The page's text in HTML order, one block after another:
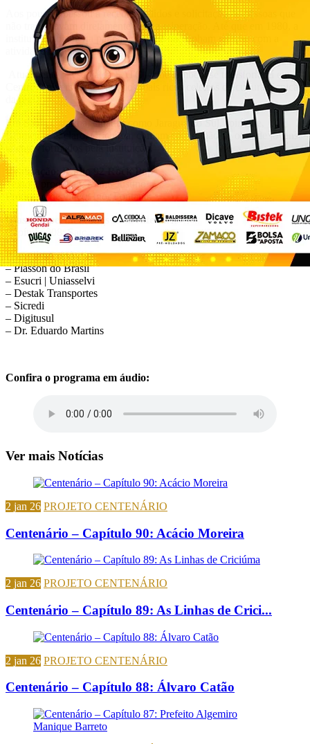
Aos poucos, passou a receber pedidos e solicitação de pessoas que
não trabalhavam diretamente com a mineração. Até que em 1980, a
instituição foi aberta para alunos que não tinham relação com a
atividade mineradora.
Atualmente, a escola da SATC – que também se transformou em
Centro Universitário é um dos mais ricos celeiros da cultura técnica
da região.
Em Santa Catarina, cidades como Jaraguá do Sul, Joinville,
Blumenau e, claro, Criciúma, contam com a mão de obra de jovens
talentos formados pela instituição.
Realização: Rádio 92 Rock Pop
Texto e produção: Manu Justino
Produção de vídeo: Igor Fontana
Giassi Supermercados no Centenário
Capítulo 008: Satc
Patrocinadores:
– Plasson do Brasil
– Esucri | Uniasselvi
– Destak Transportes
– Sicredi
– Digitusul
– Dr. Eduardo Martins
Confira o programa em áudio:
Ver mais Notícias
2 jan 26 PROJETO CENTENÁRIO
Centenário – Capítulo 90: Acácio Moreira
2 jan 26 PROJETO CENTENÁRIO
Centenário – Capítulo 89: As Linhas de Crici...
2 jan 26 PROJETO CENTENÁRIO
Centenário – Capítulo 88: Álvaro Catão